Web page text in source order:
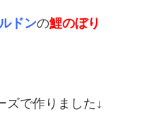
ドンの鯉のぼり
ズで作りました↓